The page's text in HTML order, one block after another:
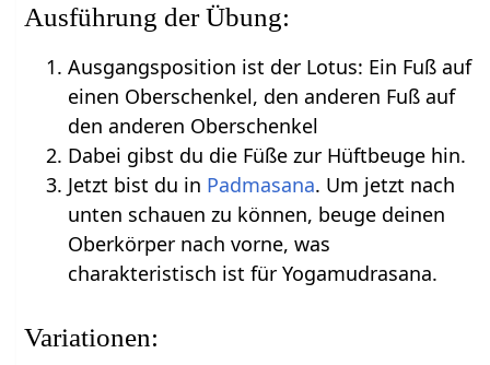
Ausführung der Übung:
Ausgangsposition ist der Lotus: Ein Fuß auf
einen Oberschenkel, den anderen Fuß auf
den anderen Oberschenkel
Dabei gibst du die Füße zur Hüftbeuge hin.
Jetzt bist du in Padmasana. Um jetzt nach
unten schauen zu können, beuge deinen
Oberkörper nach vorne, was
charakteristisch ist für Yogamudrasana.
Variationen: